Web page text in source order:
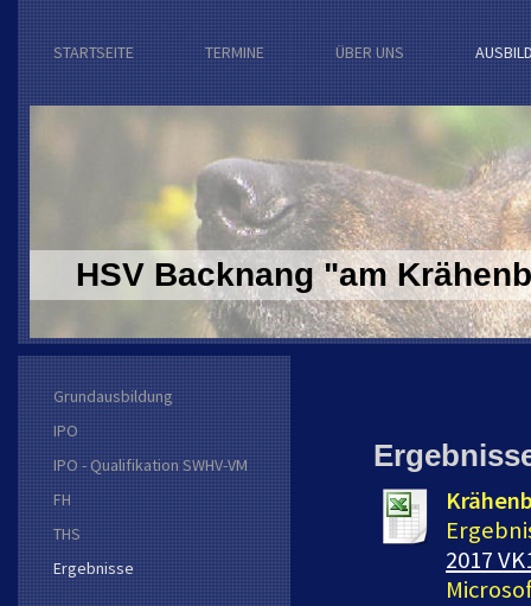
STARTSEITE TERMINE ÜBER UNS
HSV Backnang "am
Grundausbildung
IPO
IPO - Qualifikation SWHV-VM
FH
THS
Ergebnisse
2017